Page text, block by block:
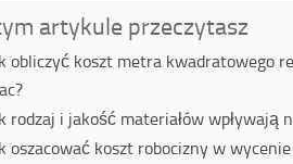
artykule przeczytasz
obliczyć koszt metra kwadratowego
rodzaj i jakość materiałów
oszacować koszt robocizny w